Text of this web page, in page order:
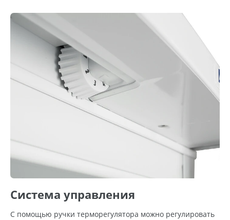
Система управления
С помощью ручки терморегулятора можно регулировать